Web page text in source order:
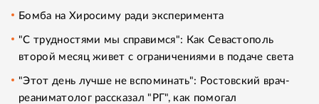
Бомба на Хиросиму ради эксперимента
"С трудностями мы справимся": Как Севастополь
второй месяц живет с ограничениями в подаче света
"Этот день лучше не вспоминать": Ростовский врач-
реаниматолог рассказал "РГ", как помогал